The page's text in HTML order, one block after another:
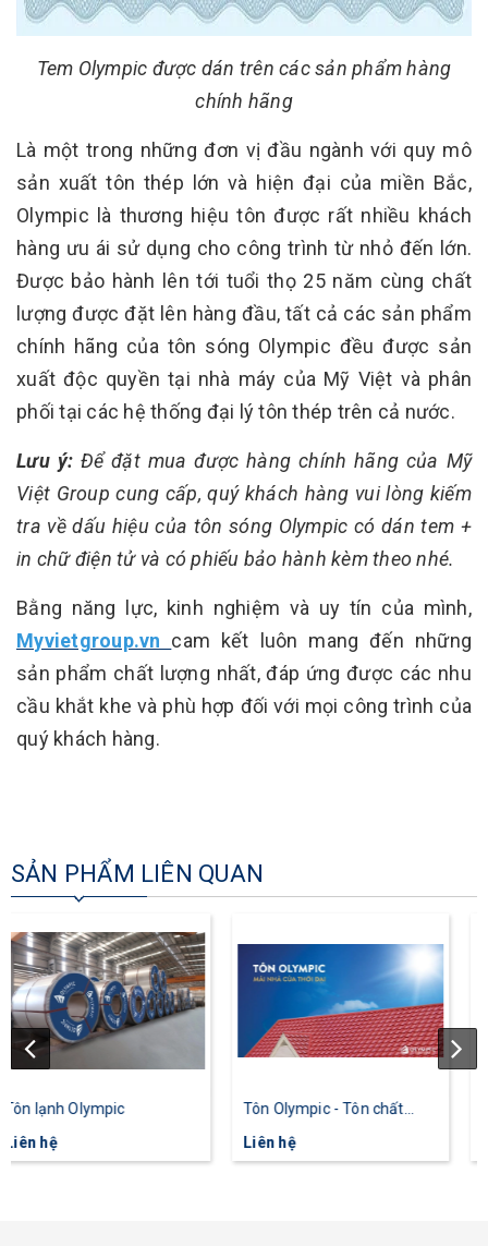
Tem Olympic được dán trên các sản phẩm hàng
chính hãng
Là một trong những đơn vị đầu ngành với quy mô
sản xuất tôn thép lớn và hiện đại của miền Bắc,
Olympic là thương hiệu tôn được rất nhiều khách
hàng ưu ái sử dụng cho công trình từ nhỏ đến lớn.
Được bảo hành lên tới tuổi thọ 25 năm cùng chất
lượng được đặt lên hàng đầu, tất cả các sản phẩm
chính hãng của tôn sóng Olympic đều được sản
xuất độc quyền tại nhà máy của Mỹ Việt và phân
phối tại các hệ thống đại lý tôn thép trên cả nước.
Lưu ý: Để đặt mua được hàng chính hãng của Mỹ
Việt Group cung cấp, quý khách hàng vui lòng kiếm
tra về dấu hiệu của tôn sóng Olympic có dán tem +
in chữ điện tử và có phiếu bảo hành kèm theo nhé.
Bằng năng lực, kinh nghiệm và uy tín của mình,
Myvietgroup.vn cam kết luôn mang đến những
sản phẩm chất lượng nhất, đáp ứng được các nhu
cầu khắt khe và phù hợp đối với mọi công trình của
quý khách hàng.
SẢN PHẨM LIÊN QUAN
Tôn Olympic - Tôn chất
lượng Mỹ cho người Việt
Liên hệ
Tôn 1 lớp Olympic
Liên hệ